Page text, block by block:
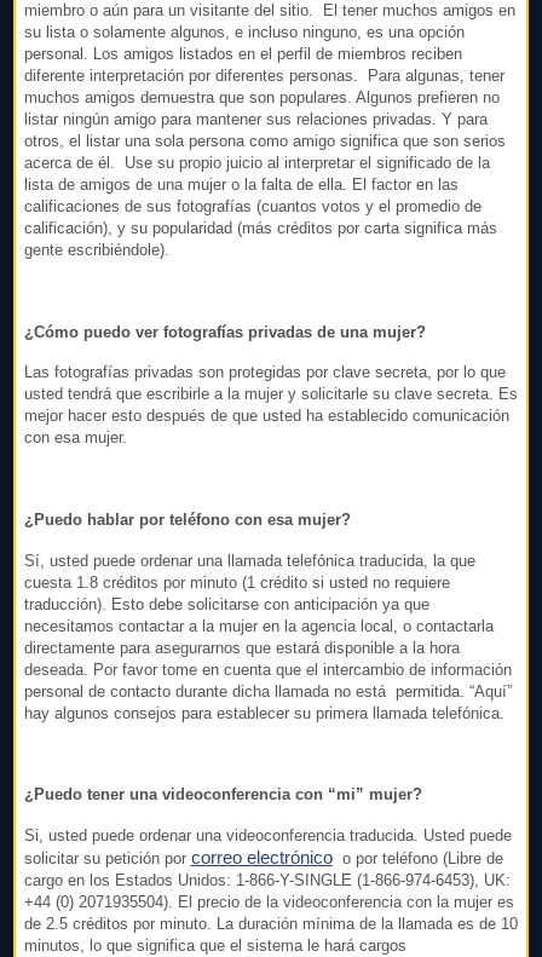
miembro o aún para un visitante del sitio. El tener muchos amigos en
su lista o solamente algunos, e incluso ninguno, es una opción
personal. Los amigos listados en el perfil de miembros reciben
diferente interpretación por diferentes personas. Para algunas, tener
muchos amigos demuestra que son populares. Algunos prefieren no
listar ningún amigo para mantener sus relaciones privadas. Y para
otros, el listar una sola persona como amigo significa que son serios
acerca de él. Use su propio juicio al interpretar el significado de la
lista de amigos de una mujer o la falta de ella. El factor en las
calificaciones de sus fotografías (cuantos votos y el promedio de
calificación), y su popularidad (más créditos por carta significa más
gente escribiéndole).
¿Cómo puedo ver fotografías privadas de una mujer?
Las fotografías privadas son protegidas por clave secreta, por lo que
usted tendrá que escribirle a la mujer y solicitarle su clave secreta. Es
mejor hacer esto después de que usted ha establecido comunicación
con esa mujer.
¿Puedo hablar por teléfono con esa mujer?
Sí, usted puede ordenar una llamada telefónica traducida, la que
cuesta 1.8 créditos por minuto (1 crédito si usted no requiere
traducción). Esto debe solicitarse con anticipación ya que
necesitamos contactar a la mujer en la agencia local, o contactarla
directamente para asegurarnos que estará disponible a la hora
deseada. Por favor tome en cuenta que el intercambio de información
personal de contacto durante dicha llamada no está permitida. “Aquí”
hay algunos consejos para establecer su primera llamada telefónica.
¿Puedo tener una videoconferencia con “mi” mujer?
Si, usted puede ordenar una videoconferencia traducida. Usted puede
solicitar su petición por correo electrónicoo por teléfono (Libre de
cargo en los Estados Unidos: 1-866-Y-SINGLE (1-866-974-6453), UK:
+44 (0) 2071935504). El precio de la videoconferencia con la mujer es
de 2.5 créditos por minuto. La duración mínima de la llamada es de 10
minutos, lo que significa que el sistema le hará cargos